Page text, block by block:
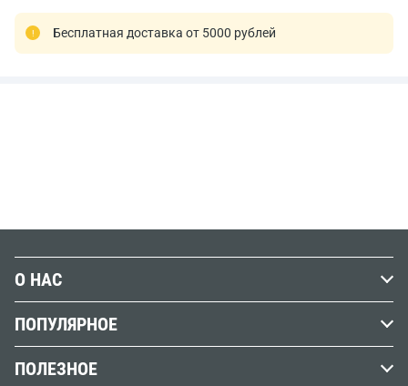
Бесплатная доставка от 5000 рублей
О НАС
Наши магазины
Бренды
ПОПУЛЯРНОЕ
ПОЛЕЗНОЕ